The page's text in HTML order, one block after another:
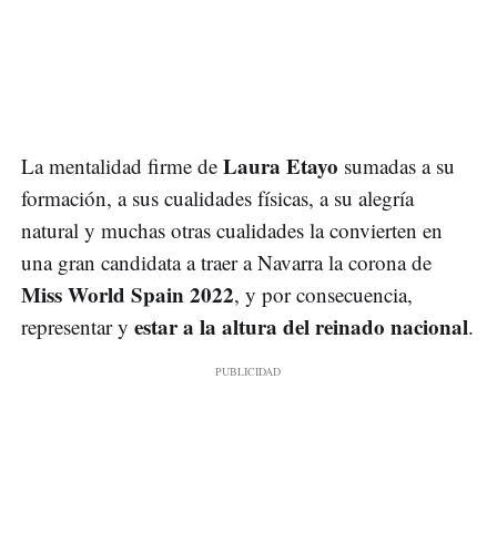
La mentalidad firme de Laura Etayo sumadas a su
formación, a sus cualidades físicas, a su alegría
natural y muchas otras cualidades la convierten en
una gran candidata a traer a Navarra la corona de
Miss World Spain 2022, y por consecuencia,
representar y estar a la altura del reinado nacional.